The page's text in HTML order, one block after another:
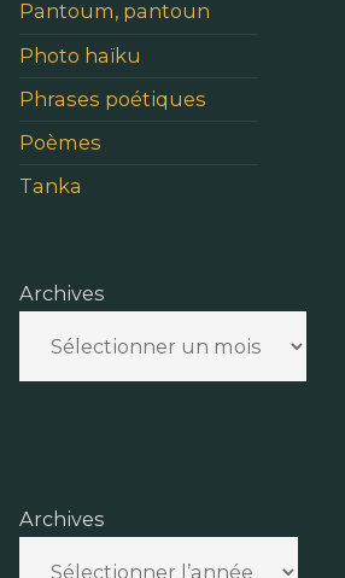
Pantoum, pantoun
Photo haïku
Phrases poétiques
Poèmes
Tanka
Archives
Archives